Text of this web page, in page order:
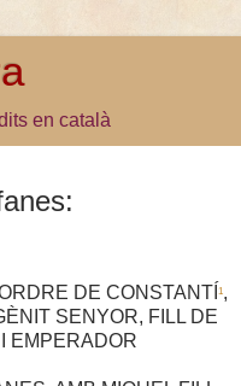
en català
DE CONSTANTÍ 1,
SENYOR, FILL DE
EMPERADOR